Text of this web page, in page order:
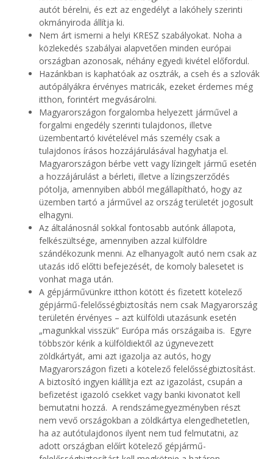
autót bérelni, és ezt az engedélyt a lakóhely szerinti
okmányiroda állítja ki.
Nem árt ismerni a helyi KRESZ szabályokat. Noha a
közlekedés szabályai alapvetően minden európai
országban azonosak, néhány egyedi kivétel előfordul.
Hazánkban is kaphatóak az osztrák, a cseh és a szlovák
autópályákra érvényes matricák, ezeket érdemes még
itthon, forintért megvásárolni.
Magyarországon forgalomba helyezett járművel a
forgalmi engedély szerinti tulajdonos, illetve
üzembentartó kivételével más személy csak a
tulajdonos írásos hozzájárulásával hagyhatja el.
Magyarországon bérbe vett vagy lízingelt jármű esetén
a hozzájárulást a bérleti, illetve a lízingszerződés
pótolja, amennyiben abból megállapítható, hogy az
üzemben tartó a járművel az ország területét jogosult
elhagyni.
Az általánosnál sokkal fontosabb autónk állapota,
felkészültsége, amennyiben azzal külföldre
szándékozunk menni. Az elhanyagolt autó nem csak az
utazás idő előtti befejezését, de komoly balesetet is
vonhat maga után.
A gépjárművünkre itthon kötött és fizetett kötelező
gépjármű-felelősségbiztosítás nem csak Magyarország
területén érvényes – azt külföldi utazásunk esetén
„magunkkal visszük” Európa más országaiba is. Egyre
többször kérik a külföldiektől az úgynevezett
zöldkártyát, ami azt igazolja az autós, hogy
Magyarországon fizeti a kötelező felelősségbiztosítást.
A biztosító ingyen kiállítja ezt az igazolást, csupán a
befizetést igazoló csekket vagy banki kivonatot kell
bemutatni hozzá. A rendszámegyezményben részt
nem vevő országokban a zöldkártya elengedhetetlen,
ha az autótulajdonos ilyent nem tud felmutatni, az
adott országban előírt kötelező gépjármű-